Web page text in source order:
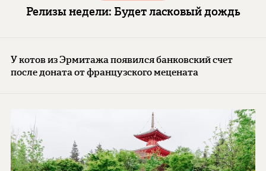
Релизы недели: Будет ласковый дождь
У котов из Эрмитажа появился банковский счет
после доната от французского мецената